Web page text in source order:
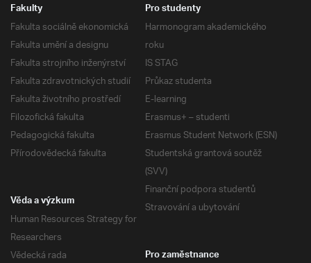
Fakulty
Fakulta sociálně ekonomická
Fakulta umění a designu
Fakulta strojního inženýrství
Fakulta zdravotnických studií
Fakulta životního prostředí
Filozofická fakulta
Pedagogická fakulta
Přírodovědecká fakulta
Pro studenty
Harmonogram akademického
roku
IS STAG
Průkaz studenta
E-learning
Erasmus+ – studenti
Erasmus Student Network (ESN)
Studentská grantová soutěž
(SVV)
Finanční podpora studentů
Stravování a ubytování
Věda a výzkum
Human Resources Strategy for
Researchers
Vědecká rada
Pro zaměstnance